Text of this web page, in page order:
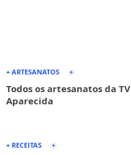
+ ARTESANATOS
Todos os artesanatos da TV
Aparecida
+ RECEITAS